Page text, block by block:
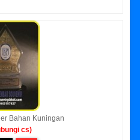
Bahan Kuningan
cs)